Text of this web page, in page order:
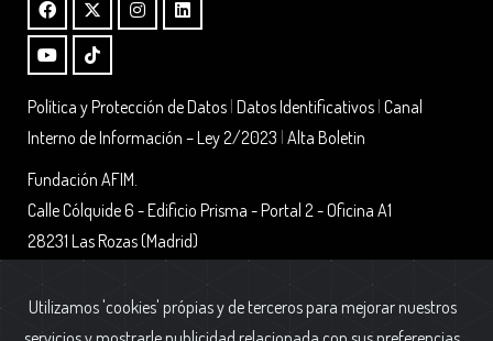
Utilizamos 'cookies' própias y de terceros para mejorar nuestros
Política y Protección de Datos Datos Identificativos Canal
Interno de Información – Ley 2/2023 Alta Boletin
Fundación AFIM.
Calle Cólquide 6 - Edificio Prisma - Portal 2 - Oficina A1
28231 Las Rozas (Madrid)